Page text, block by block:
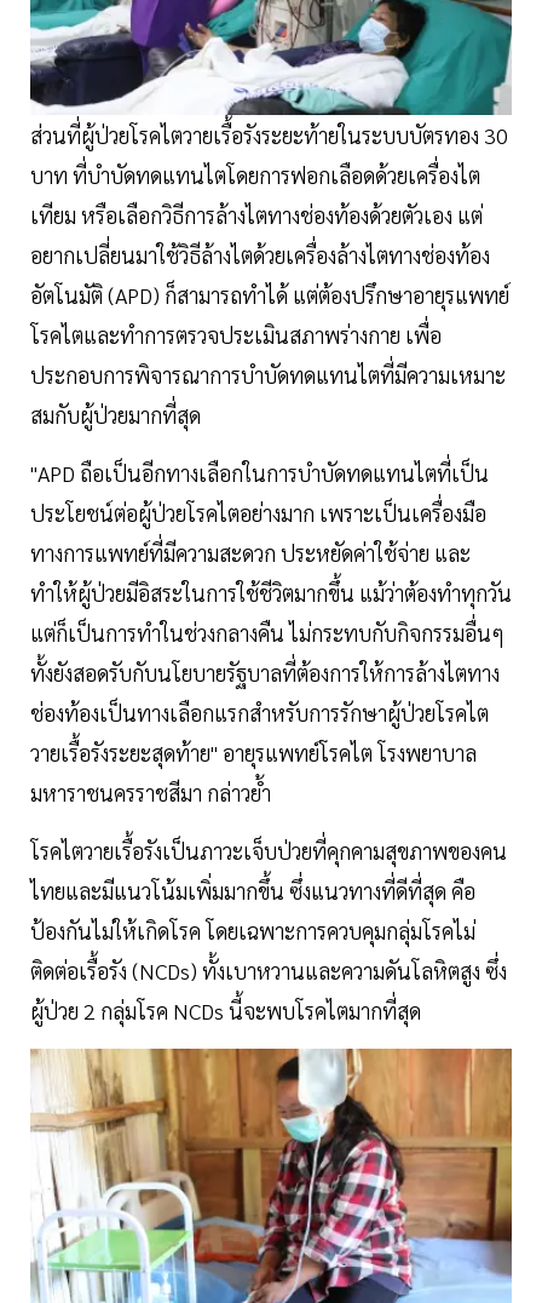
ส่วนที่ผู้ป่วยโรคไตวายเรื้อรังระยะท้ายในระบบบัตรทอง 30
บาท ที่บำบัดทดแทนไตโดยการฟอกเลือดด้วยเครื่องไต
เทียม หรือเลือกวิธีการล้างไตทางช่องท้องด้วยตัวเอง แต่
อยากเปลี่ยนมาใช้วิธีล้างไตด้วยเครื่องล้างไตทางช่องท้อง
อัตโนมัติ (APD) ก็สามารถทำได้ แต่ต้องปรึกษาอายุรแพทย์
โรคไตและทำการตรวจประเมินสภาพร่างกาย เพื่อ
ประกอบการพิจารณาการบำบัดทดแทนไตที่มีความเหมาะ
สมกับผู้ป่วยมากที่สุด
"APD ถือเป็นอีกทางเลือกในการบำบัดทดแทนไตที่เป็น
ประโยชน์ต่อผู้ป่วยโรคไตอย่างมาก เพราะเป็นเครื่องมือ
ทางการแพทย์ที่มีความสะดวก ประหยัดค่าใช้จ่าย และ
ทำให้ผู้ป่วยมีอิสระในการใช้ชีวิตมากขึ้น แม้ว่าต้องทำทุกวัน
แต่ก็เป็นการทำในช่วงกลางคืน ไม่กระทบกับกิจกรรมอื่นๆ
ทั้งยังสอดรับกับนโยบายรัฐบาลที่ต้องการให้การล้างไตทาง
ช่องท้องเป็นทางเลือกแรกสำหรับการรักษาผู้ป่วยโรคไต
วายเรื้อรังระยะสุดท้าย" อายุรแพทย์โรคไต โรงพยาบาล
มหาราชนครราชสีมา กล่าวย้ำ
โรคไตวายเรื้อรังเป็นภาวะเจ็บป่วยที่คุกคามสุขภาพของคน
ไทยและมีแนวโน้มเพิ่มมากขึ้น ซึ่งแนวทางที่ดีที่สุด คือ
ป้องกันไม่ให้เกิดโรค โดยเฉพาะการควบคุมกลุ่มโรคไม่
ติดต่อเรื้อรัง (NCDs) ทั้งเบาหวานและความดันโลหิตสูง ซึ่ง
ผู้ป่วย 2 กลุ่มโรค NCDs นี้จะพบโรคไตมากที่สุด